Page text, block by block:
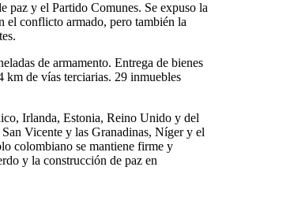
paz y el Partido Comunes. Se expuso la
el conflicto armado, pero también la
de armamento. Entrega de bienes
km de vías terciarias. 29 inmuebles
Irlanda, Estonia, Reino Unido y del
Vicente y las Granadinas, Níger y el
colombiano se mantiene firme y
y la construcción de paz en